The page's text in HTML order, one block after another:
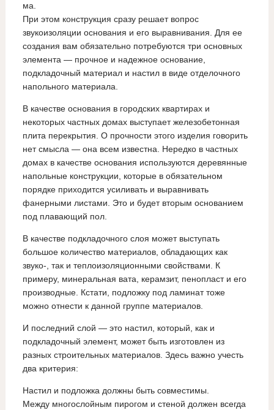
ма.
При этом конструкция сразу решает вопрос
звукоизоляции основания и его выравнивания. Для ее
создания вам обязательно потребуются три основных
элемента — прочное и надежное основание,
подкладочный материал и настил в виде отделочного
напольного материала.
В качестве основания в городских квартирах и
некоторых частных домах выступает железобетонная
плита перекрытия. О прочности этого изделия говорить
нет смысла — она всем известна. Нередко в частных
домах в качестве основания используются деревянные
напольные конструкции, которые в обязательном
порядке приходится усиливать и выравнивать
фанерными листами. Это и будет вторым основанием
под плавающий пол.
В качестве подкладочного слоя может выступать
большое количество материалов, обладающих как
звуко-, так и теплоизоляционными свойствами. К
примеру, минеральная вата, керамзит, пенопласт и его
производные. Кстати, подложку под ламинат тоже
можно отнести к данной группе материалов.
И последний слой — это настил, который, как и
подкладочный элемент, может быть изготовлен из
разных строительных материалов. Здесь важно учесть
два критерия:
Настил и подложка должны быть совместимы.
Между многослойным пирогом и стеной должен всегда